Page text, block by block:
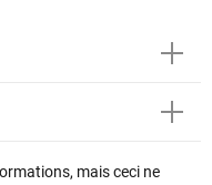
mais ceci ne